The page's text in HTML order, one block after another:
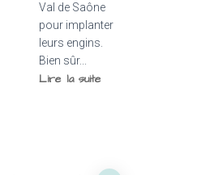
Val de Saône
pour implanter
leurs engins.
Bien sûr...
Lire la suite